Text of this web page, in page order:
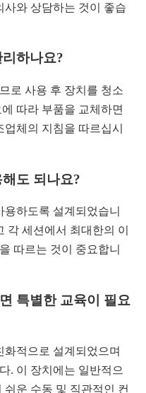
사와 상담하는 것이 좋습
하나요?
로 사용 후 장치를 청소
따라 부품을 교체하면
체의 지침을 따르십시
도 되나요?
하도록 설계되었습니
각 세션에서 최대한의 이
따르는 것이 중요합니
특별한 교육이 필요
적으로 설계되었으며
. 이 장치에는 일반적으
운 수동 및 직관적인 컨